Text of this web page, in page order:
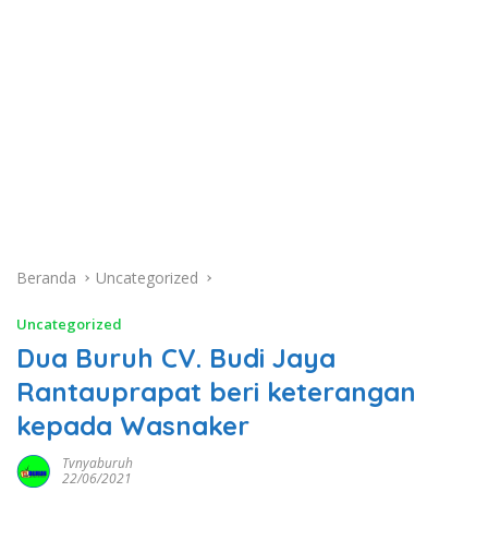
Beranda Uncategorized
Uncategorized
Dua Buruh CV. Budi Jaya
Rantauprapat beri keterangan
kepada Wasnaker
Tvnyaburuh
22/06/2021